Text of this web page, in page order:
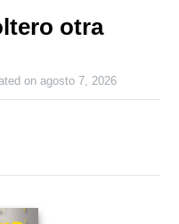
otra
onagosto 7, 2026